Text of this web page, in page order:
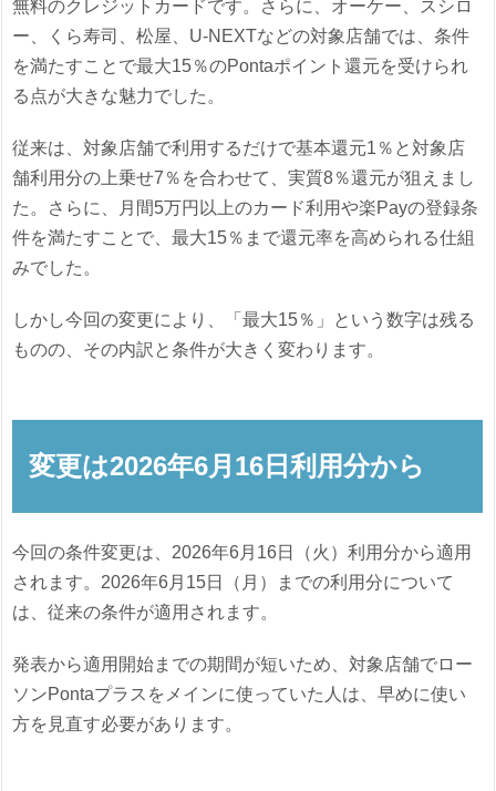
無料のクレジットカードです。さらに、オーケー、スシロ
ー、くら寿司、松屋、U-NEXTなどの対象店舗では、条件
を満たすことで最大15％のPontaポイント還元を受けられ
る点が大きな魅力でした。
従来は、対象店舗で利用するだけで基本還元1％と対象店
舗利用分の上乗せ7％を合わせて、実質8％還元が狙えまし
た。さらに、月間5万円以上のカード利用や楽Payの登録条
件を満たすことで、最大15％まで還元率を高められる仕組
みでした。
しかし今回の変更により、「最大15％」という数字は残る
ものの、その内訳と条件が大きく変わります。
変更は2026年6月16日利用分から
今回の条件変更は、2026年6月16日（火）利用分から適用
されます。2026年6月15日（月）までの利用分について
は、従来の条件が適用されます。
発表から適用開始までの期間が短いため、対象店舗でロー
ソンPontaプラスをメインに使っていた人は、早めに使い
方を見直す必要があります。